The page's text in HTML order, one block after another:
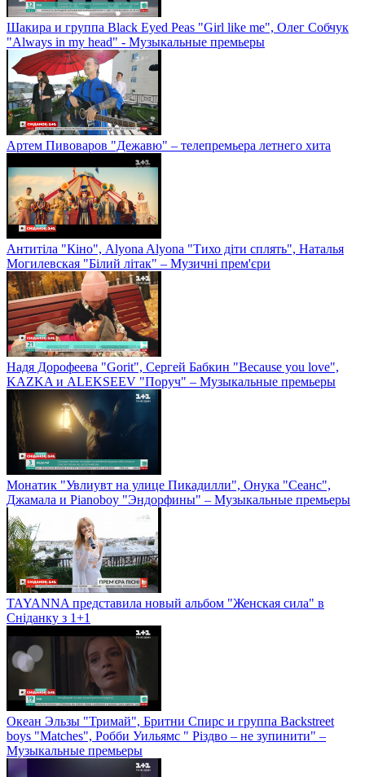
Шакира и группа Black Eyed Peas "Girl like me", Олег Собчук
"Always in my head" - Музыкальные премьеры
Артем Пивоваров "Дежавю" – телепремьера летнего хита
Антитіла "Кіно", Alyona Alyona "Тихо діти сплять", Наталья
Могилевская "Білий літак" – Музичні прем'єри
Надя Дорофеева "Gorit", Сергей Бабкин "Because you love",
KAZKA и ALEKSEEV "Поруч" – Музыкальные премьеры
Монатик "Увлиувт на улице Пикадилли", Онука "Сеанс",
Джамала и Pianoboy "Эндорфины" – Музыкальные премьеры
TAYANNA представила новый альбом "Женская сила" в
Сніданку з 1+1
Океан Эльзы "Тримай", Бритни Спирс и группа Backstreet
boys "Matches", Робби Уильямс " Різдво – не зупинити" –
Музыкальные премьеры